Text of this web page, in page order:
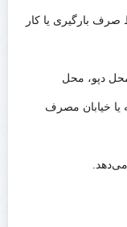
صرف بارگیری یا کار
دپو، محل
یا خیابان مصرف